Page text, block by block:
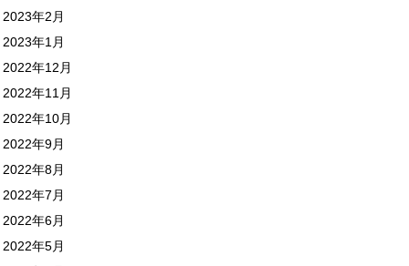
2023年2月
2023年1月
2022年12月
2022年11月
2022年10月
2022年9月
2022年8月
2022年7月
2022年6月
2022年5月